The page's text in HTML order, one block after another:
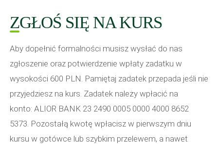
ZGŁOŚ SIĘ NA KURS
Aby dopełnić formalności musisz wysłać do nas
zgłoszenie oraz potwierdzenie wpłaty zadatku w
wysokości 600 PLN. Pamiętaj zadatek przepada jeśli nie
przyjedziesz na kurs. Zadatek należy wpłacić na
konto: ALIOR BANK 23 2490 0005 0000 4000 8652
5373. Pozostałą kwotę wpłacisz w pierwszym dniu
kursu w gotówce lub szybkim przelewem, a nawet